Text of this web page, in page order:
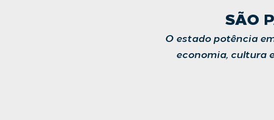
SÃO
O estado potência
economia, cultura